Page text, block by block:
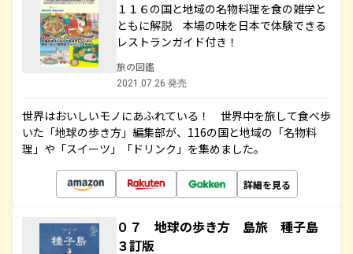
１１６の国と地域の名物料理を食の雑学と
ともに解説 本場の味を日本で体験できる
レストランガイド付き！
旅の図鑑
2021.07.26 発売
世界はおいしいモノにあふれている！ 世界中を旅して食べ歩
いた「地球の歩き方」編集部が、116の国と地域の「名物料
理」や「スイーツ」「ドリンク」を集めました。
詳細を見る
０７ 地球の歩き方 島旅 種子島
３訂版